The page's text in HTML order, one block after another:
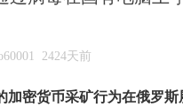
2424天前
加密货币采矿行为在俄罗